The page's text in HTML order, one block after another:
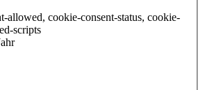
allowed, cookie-consent-status, cookie-
scripts